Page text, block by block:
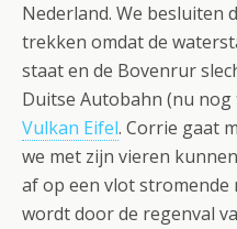
Nederland. We besluiten
trekken omdat de
staat en de Bovenrur
Duitse Autobahn (nu
Vulkan Eifel. Corrie gaat
we met zijn vieren
af op een vlot stromende
wordt door de regenval